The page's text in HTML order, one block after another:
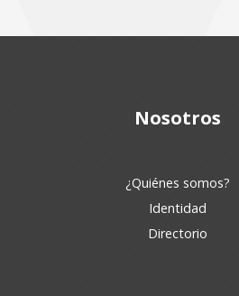
Nosotros
¿Quiénes somos?
Identidad
Directorio